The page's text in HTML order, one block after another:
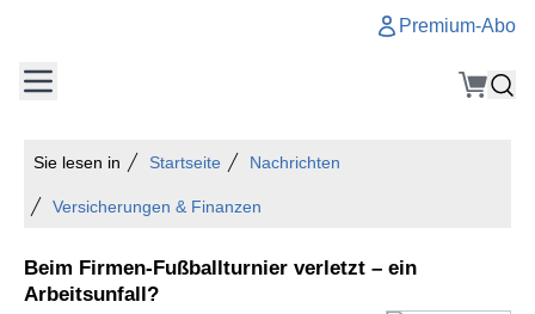
Premium-Abo
Sie lesen in Startseite Nachrichten
Versicherungen & Finanzen
Beim Firmen-Fußballturnier verletzt – ein
Arbeitsunfall?